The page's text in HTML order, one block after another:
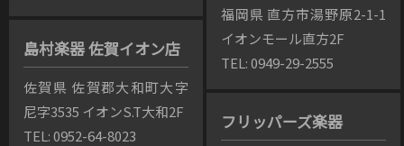
福岡県 直方市湯野原2-1-1
イオンモール直方2F
TEL: 0949-29-2555
島村楽器 佐賀イオン店
佐賀県 佐賀郡大和町大字
尼字3535 イオンS.T大和2F
TEL: 0952-64-8023
フリッパーズ楽器